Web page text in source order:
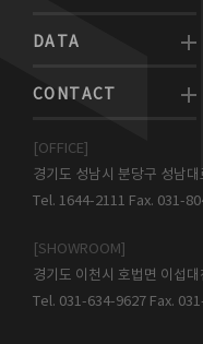
DATA
CONTACT
[OFFICE]
경기도 성남시 분당구 성남
Tel. 1644-2111 Fax. 031-
[SHOWROOM]
경기도 이천시 호법면 이섭
Tel. 031-634-9627 Fax.